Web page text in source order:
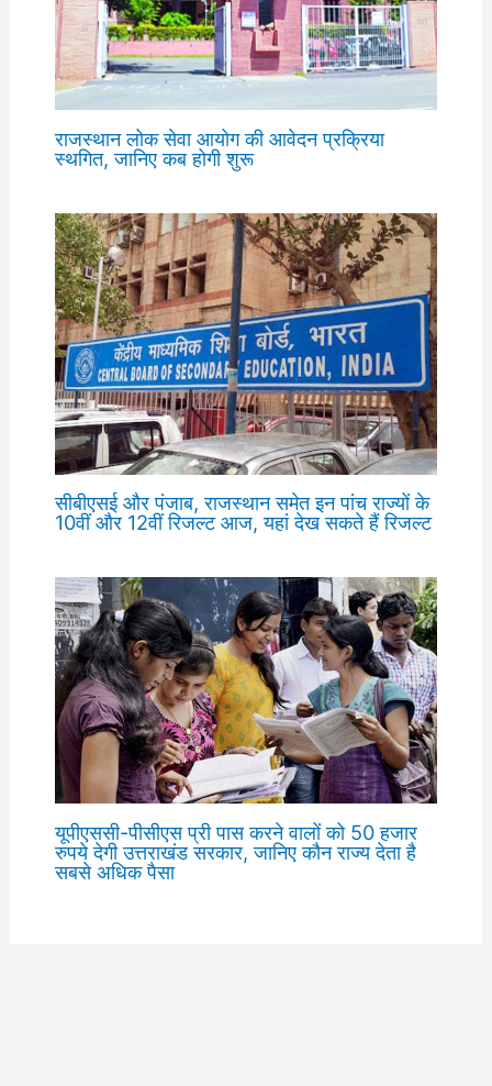
राजस्थान लोक सेवा आयोग की आवेदन प्रक्रिया
स्थगित, जानिए कब होगी शुरू
सीबीएसई और पंजाब, राजस्थान समेत इन पांच राज्यों के
10वीं और 12वीं रिजल्ट आज, यहां देख सकते हैं रिजल्ट
यूपीएससी-पीसीएस प्री पास करने वालों को 50 हजार
रुपये देगी उत्तराखंड सरकार, जानिए कौन राज्य देता है
सबसे अधिक पैसा